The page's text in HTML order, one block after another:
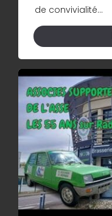
de convivialité...